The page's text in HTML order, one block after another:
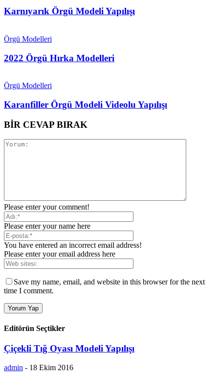
Karnıyarık Örgü Modeli Yapılışı
Örgü Modelleri
2022 Örgü Hırka Modelleri
Örgü Modelleri
Karanfiller Örgü Modeli Videolu Yapılışı
BİR CEVAP BIRAK
Please enter your comment!
Please enter your name here
You have entered an incorrect email address!
Please enter your email address here
Save my name, email, and website in this browser for the next
time I comment.
Editörün Seçtikler
Çiçekli Tığ Oyası Modeli Yapılışı
admin - 18 Ekim 2016